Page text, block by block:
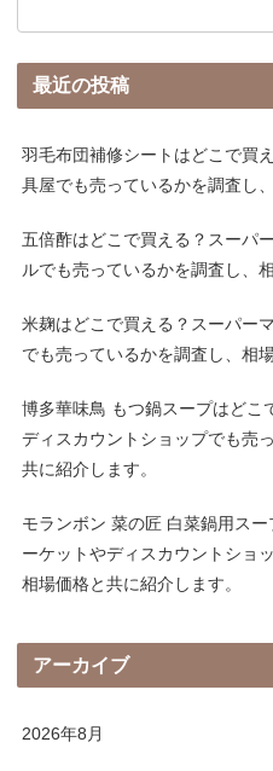
最近の投稿
羽毛布団補修シートはどこで買
具屋でも売っているかを調査し
五倍酢はどこで買える？スーパ
ルでも売っているかを調査し、
米麹はどこで買える？スーパー
でも売っているかを調査し、相
博多華味鳥 もつ鍋スープはどこ
ディスカウントショップでも売
共に紹介します。
モランボン 菜の匠 白菜鍋用ス
ーケットやディスカウントショ
相場価格と共に紹介します。
アーカイブ
2026年8月